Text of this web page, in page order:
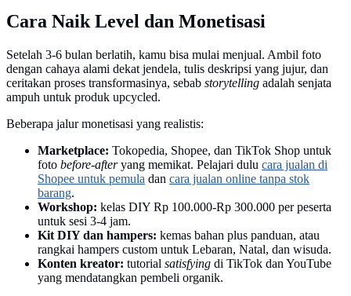
Cara Naik Level dan Monetisasi
Setelah 3-6 bulan berlatih, kamu bisa mulai menjual. Ambil foto
dengan cahaya alami dekat jendela, tulis deskripsi yang jujur, dan
ceritakan proses transformasinya, sebab storytelling adalah senjata
ampuh untuk produk upcycled.
Beberapa jalur monetisasi yang realistis:
Marketplace: Tokopedia, Shopee, dan TikTok Shop untuk
foto before-afteryang memikat. Pelajari dulu cara jualan di
Shopee untuk pemula dan cara jualan online tanpa stok
barang.
Workshop: kelas DIY Rp 100.000-Rp 300.000 per peserta
untuk sesi 3-4 jam.
Kit DIY dan hampers: kemas bahan plus panduan, atau
rangkai hampers custom untuk Lebaran, Natal, dan wisuda.
Konten kreator: tutorial satisfying di TikTok dan YouTube
yang mendatangkan pembeli organik.